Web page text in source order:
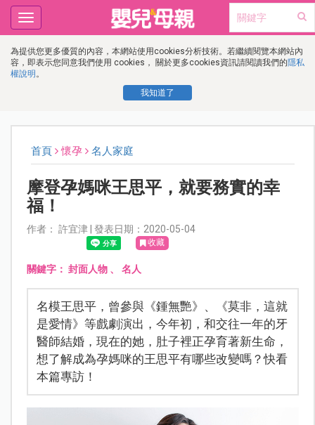
為提供您更多優質的內容，本網站使用cookies分析技術。若繼續閱覽本網站內
容，即表示您同意我們使用 cookies， 關於更多cookies資訊請閱讀我們的隱私
權說明 。
我知道了
Toggle
navigation
首頁 懷孕 名人家庭
摩登孕媽咪王思平，就要務實的幸
福！
作者： 許宜津 | 發表日期：2020-05-04
收藏
關鍵字： 封面人物、 名人
名模王思平，曾參與《鍾無艷》、《莫非，這就
是愛情》等戲劇演出，今年初，和交往一年的牙
醫師結婚，現在的她，肚子裡正孕育著新生命，
想了解成為孕媽咪的王思平有哪些改變嗎？快看
本篇專訪！